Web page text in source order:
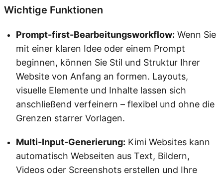
Wichtige Funktionen
Prompt-first-Bearbeitungsworkflow: Wenn Sie
mit einer klaren Idee oder einem Prompt
beginnen, können Sie Stil und Struktur Ihrer
Website von Anfang an formen. Layouts,
visuelle Elemente und Inhalte lassen sich
anschließend verfeinern – flexibel und ohne die
Grenzen starrer Vorlagen.
Multi-Input-Generierung: Kimi Websites kann
automatisch Webseiten aus Text, Bildern,
Videos oder Screenshots erstellen und Ihre